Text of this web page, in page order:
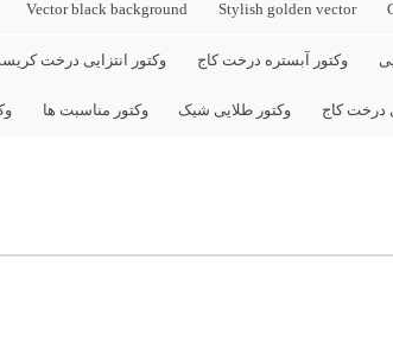
Stylish golden vector
Vector black background
وکتور آبستره درخت کاج وکتور انتزایی درخت
درخت کاج وکتور طلایی شیک وکتور مناسبت ها